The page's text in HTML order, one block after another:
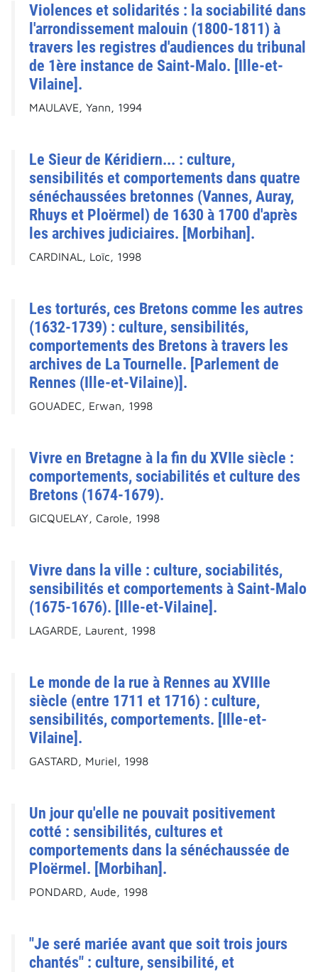
Violences et solidarités : la sociabilité dans
l'arrondissement malouin (1800-1811) à
travers les registres d'audiences du tribunal
de 1ère instance de Saint-Malo. [Ille-et-
Vilaine].
MAULAVE, Yann, 1994
Le Sieur de Kéridiern... : culture,
sensibilités et comportements dans quatre
sénéchaussées bretonnes (Vannes, Auray,
Rhuys et Ploërmel) de 1630 à 1700 d'après
les archives judiciaires. [Morbihan].
CARDINAL, Loïc, 1998
Les torturés, ces Bretons comme les autres
(1632-1739) : culture, sensibilités,
comportements des Bretons à travers les
archives de La Tournelle. [Parlement de
Rennes (Ille-et-Vilaine)].
GOUADEC, Erwan, 1998
Vivre en Bretagne à la fin du XVIIe siècle :
comportements, sociabilités et culture des
Bretons (1674-1679).
GICQUELAY, Carole, 1998
Vivre dans la ville : culture, sociabilités,
sensibilités et comportements à Saint-Malo
(1675-1676). [Ille-et-Vilaine].
LAGARDE, Laurent, 1998
Le monde de la rue à Rennes au XVIIIe
siècle (entre 1711 et 1716) : culture,
sensibilités, comportements. [Ille-et-
Vilaine].
GASTARD, Muriel, 1998
Un jour qu'elle ne pouvait positivement
cotté : sensibilités, cultures et
comportements dans la sénéchaussée de
Ploërmel. [Morbihan].
PONDARD, Aude, 1998
"Je seré mariée avant que soit trois jours
chantés" : culture, sensibilité, et